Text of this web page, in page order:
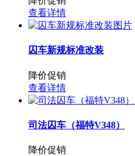
查看详情
囚车新规标准改装
降价促销
查看详情
司法囚车（福特V348）
降价促销